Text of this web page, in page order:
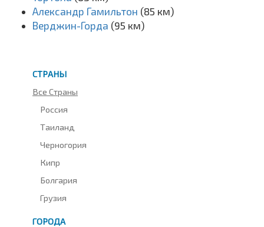
Александр Гамильтон (85 км)
Верджин-Горда (95 км)
СТРАНЫ
Все Страны
Россия
Таиланд
Черногория
Кипр
Болгария
Грузия
ГОРОДА